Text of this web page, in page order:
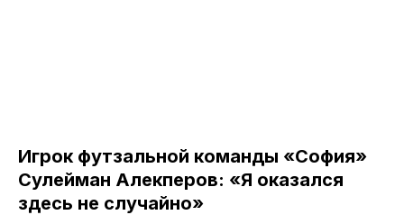
Игрок футзальной команды «София»
Сулейман Алекперов: «Я оказался
здесь не случайно»